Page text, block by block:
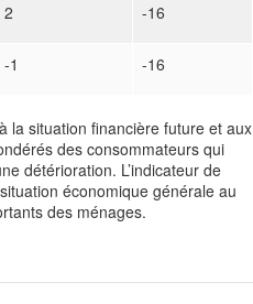
2 -16
-1 -16
la situation financière future et aux
des consommateurs qui
détérioration. L’indicateur de
économique générale au
des ménages.